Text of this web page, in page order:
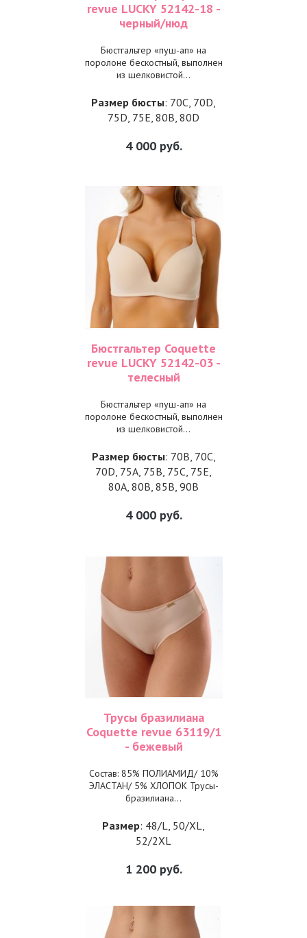
revue LUCKY 52142-18 -
черный/нюд
Бюстгальтер «пуш-ап» на
поролоне бескостный, выполнен
из шелковистой...
Размер бюсты: 70C, 70D,
75D, 75E, 80B, 80D
4 000руб.
Бюстгальтер Coquette
revue LUCKY 52142-03 -
телесный
Бюстгальтер «пуш-ап» на
поролоне бескостный, выполнен
из шелковистой...
Размер бюсты: 70B, 70C,
70D, 75A, 75B, 75C, 75E,
80A, 80B, 85B, 90B
4 000руб.
Трусы бразилиана
Coquette revue 63119/1
- бежевый
Состав: 85% ПОЛИАМИД/ 10%
ЭЛАСТАН/ 5% ХЛОПОК Трусы-
бразилиана...
Размер: 48/L, 50/XL,
52/2XL
1 200руб.